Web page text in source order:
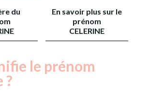
du
En savoir plus sur le
prénom
CELERINE
le prénom
?